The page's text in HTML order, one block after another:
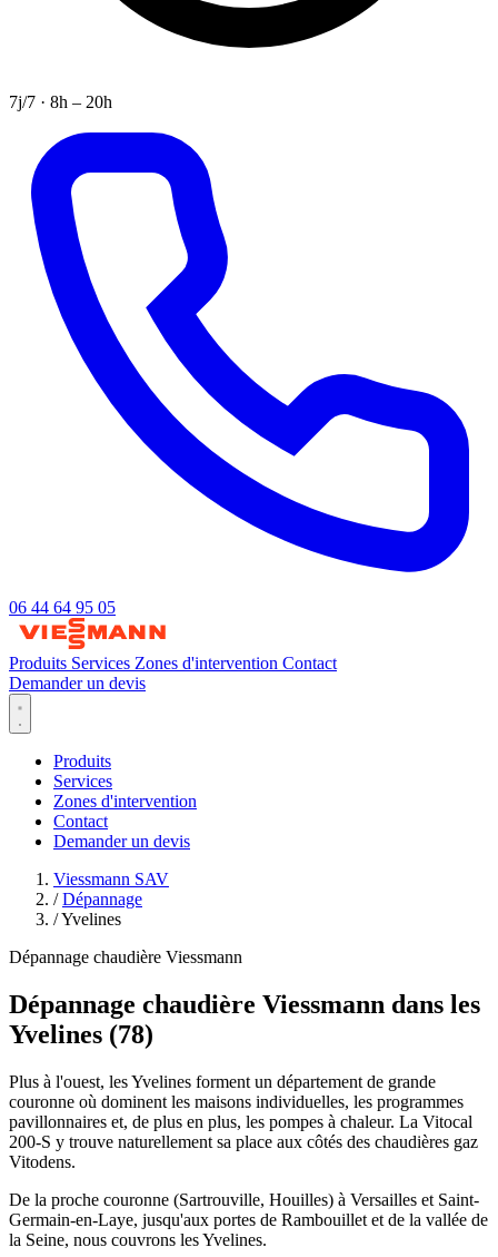
7j/7 · 8h – 20h
06 44 64 95 05
Produits Services Zones d'intervention Contact
Demander un devis
Produits
Services
Zones d'intervention
Contact
Demander un devis
Viessmann SAV
/ Dépannage
/Yvelines
Dépannage chaudière Viessmann
Dépannage chaudière Viessmann dans les
Yvelines (78)
Plus à l'ouest, les Yvelines forment un département de grande
couronne où dominent les maisons individuelles, les programmes
pavillonnaires et, de plus en plus, les pompes à chaleur. La Vitocal
200-S y trouve naturellement sa place aux côtés des chaudières gaz
Vitodens.
De la proche couronne (Sartrouville, Houilles) à Versailles et Saint-
Germain-en-Laye, jusqu'aux portes de Rambouillet et de la vallée de
la Seine, nous couvrons les Yvelines.